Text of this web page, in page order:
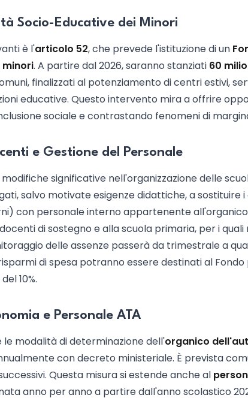
Socio-Educative dei Minori
è l'articolo 52, che prevede l'istituzione di un
. A partire dal 2026, saranno stanziati 60
finalizzati al potenziamento di centri estivi,
educative. Questo intervento mira a offrire
sociale e contrastando fenomeni di
e Gestione del Personale
significative nell'organizzazione delle
salvo motivate esigenze didattiche, a sostituire
con personale interno appartenente
di sostegno e alla scuola primaria, per i
delle assenze passerà da trimestrale a
di spesa potranno essere destinati al
10%.
e Personale ATA
le modalità di determinazione dell'organico
con decreto ministeriale. È prevista
Questa misura si estende anche al
anno per anno a partire dall'anno scolastico